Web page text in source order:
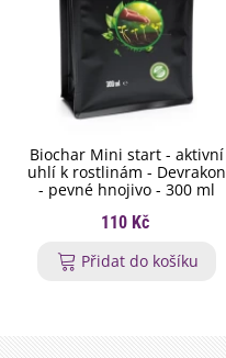
Biochar Mini start - aktivní
uhlí k rostlinám - Devrakon
- pevné hnojivo - 300 ml
110 Kč
Přidat do košíku